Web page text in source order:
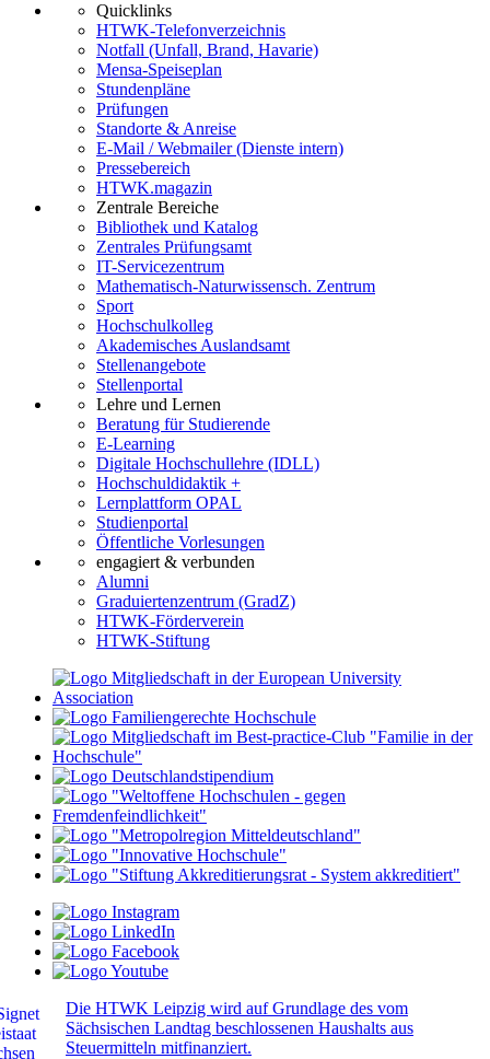
Quicklinks
HTWK-Telefonverzeichnis
Notfall (Unfall, Brand, Havarie)
Mensa-Speiseplan
Stundenpläne
Prüfungen
Standorte & Anreise
E-Mail / Webmailer (Dienste intern)
Pressebereich
HTWK.magazin
Zentrale Bereiche
Bibliothek und Katalog
Zentrales Prüfungsamt
IT-Servicezentrum
Mathematisch-Naturwissensch. Zentrum
Sport
Hochschulkolleg
Akademisches Auslandsamt
Stellenangebote
Stellenportal
Lehre und Lernen
Beratung für Studierende
E-Learning
Digitale Hochschullehre (IDLL)
Hochschuldidaktik +
Lernplattform OPAL
Studienportal
Öffentliche Vorlesungen
engagiert & verbunden
Alumni
Graduiertenzentrum (GradZ)
HTWK-Förderverein
HTWK-Stiftung
Die HTWK Leipzig wird auf Grundlage des vom
Sächsischen Landtag beschlossenen Haushalts aus
Steuermitteln mitfinanziert.